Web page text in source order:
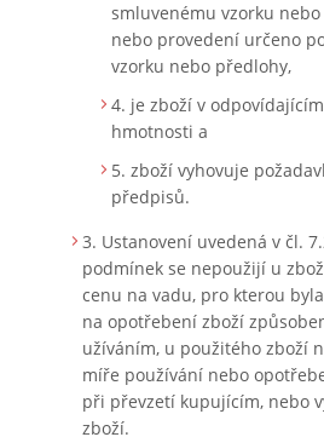
smluvenému vzorku
nebo provedení určeno
vzorku nebo předlohy,
je zboží v
hmotnosti a
zboží vyhovuje
předpisů.
Ustanovení uvedená v čl.
podmínek se nepoužijí u
cenu na vadu, pro kterou
na opotřebení zboží
užíváním, u použitého zboží
míře používání nebo
při převzetí kupujícím, nebo
zboží.